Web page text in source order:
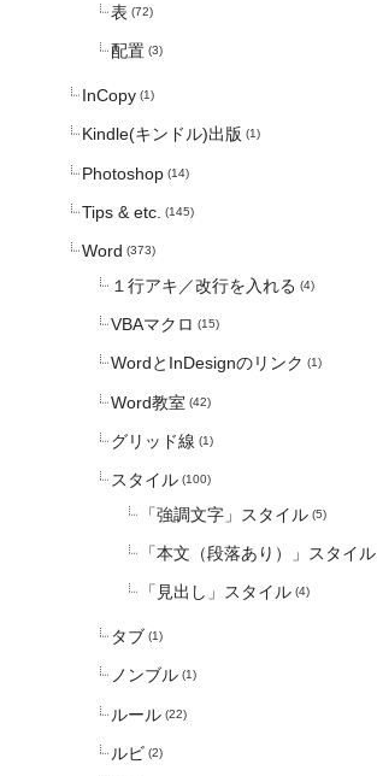
表 (72)
配置 (3)
InCopy (1)
Kindle(キンドル)出版 (1)
Photoshop (14)
Tips & etc. (145)
Word (373)
１行アキ／改行を入れる (4)
VBAマクロ (15)
WordとInDesignのリンク (1)
Word教室 (42)
グリッド線 (1)
スタイル (100)
「強調文字」スタイル (5)
「本文（段落あり）」スタイル
「見出し」スタイル (4)
タブ (1)
ノンブル (1)
ルール (22)
ルビ (2)